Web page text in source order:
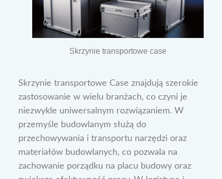
Skrzynie transportowe case
Skrzynie transportowe Case znajdują szerokie
zastosowanie w wielu branżach, co czyni je
niezwykle uniwersalnym rozwiązaniem. W
przemyśle budowlanym służą do
przechowywania i transportu narzędzi oraz
materiałów budowlanych, co pozwala na
zachowanie porządku na placu budowy oraz